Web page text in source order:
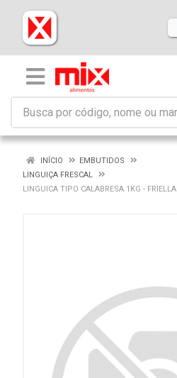
INÍCIO
EMBUTIDOS
LINGUIÇA FRESCAL
LINGUICA TIPO CALABRESA 1KG - FRIELLA